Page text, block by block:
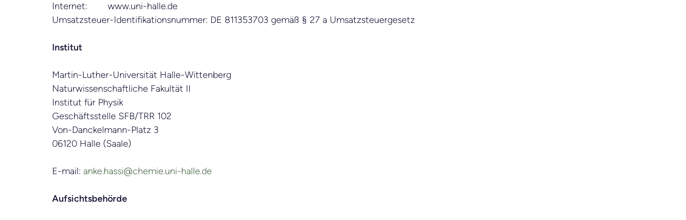
Internet: www.uni-halle.de
Umsatzsteuer-Identifikationsnummer: DE 811353703 gemäß § 27 a Umsatzsteuergesetz
Institut
Martin-Luther-Universität Halle-Wittenberg
Naturwissenschaftliche Fakultät II
Institut für Physik
Geschäftsstelle SFB/TRR 102
Von-Danckelmann-Platz 3
06120 Halle (Saale)
E-mail: anke.hassi@chemie.uni-halle.de
Aufsichtsbehörde